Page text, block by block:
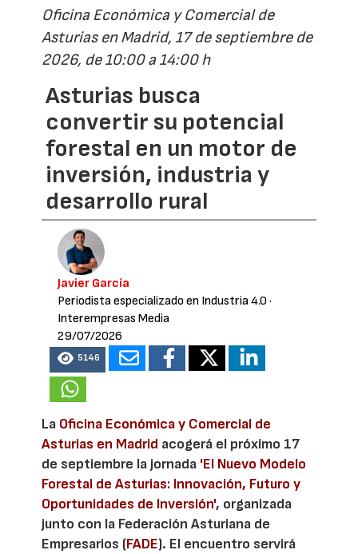
Oficina Económica y Comercial de
Asturias en Madrid, 17 de septiembre de
2026, de 10:00 a 14:00 h
Asturias busca
convertir su potencial
forestal en un motor de
inversión, industria y
desarrollo rural
Javier García
Periodista especializado en Industria 4.0 ·
Interempresas Media
29/07/2026
5146
La Oficina Económica y Comercial de
Asturias en Madrid acogerá el próximo 17
de septiembre la jornada 'El Nuevo Modelo
Forestal de Asturias: Innovación, Futuro y
Oportunidades de Inversión', organizada
junto con la Federación Asturiana de
Empresarios (FADE). El encuentro servirá